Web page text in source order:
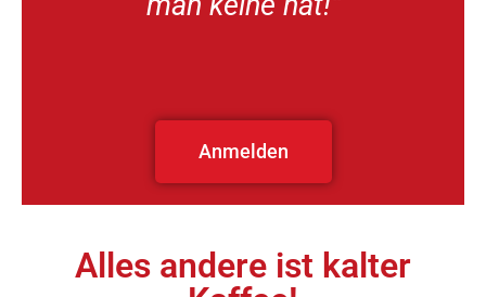
Anmelden
Alles andere ist kalter